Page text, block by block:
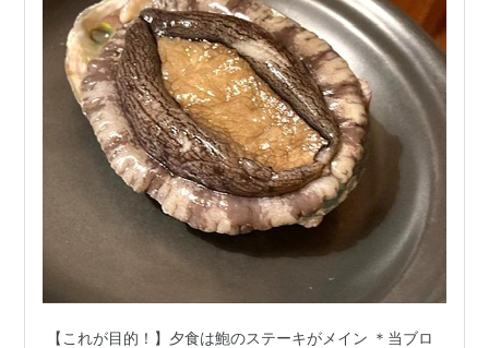
【これが目的！】夕食は鮑のステーキがメイン ＊当ブロ